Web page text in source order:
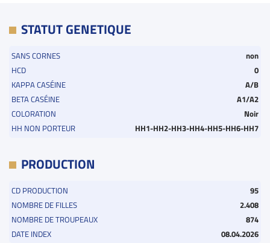
STATUT GENETIQUE
SANS CORNES
non
HCD
0
KAPPA CASÉINE
A/B
BETA CASÉINE
A1/A2
COLORATION
Noir
HH NON PORTEUR
HH1-HH2-HH3-HH4-HH5-HH6-HH7
PRODUCTION
CD PRODUCTION
95
NOMBRE DE FILLES
2.408
NOMBRE DE TROUPEAUX
874
DATE INDEX
08.04.2026